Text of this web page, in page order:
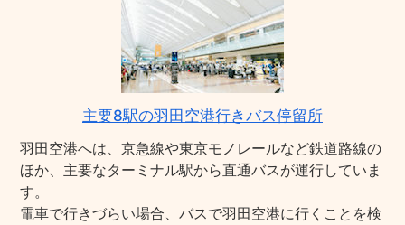
主要8駅の羽田空港行きバス停留所
羽田空港へは、京急線や東京モノレールなど鉄道路線の
ほか、主要なターミナル駅から直通バスが運行していま
す。
電車で行きづらい場合、バスで羽田空港に行くことを検